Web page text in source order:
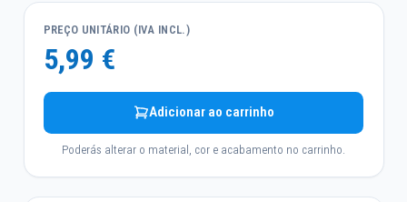
PREÇO UNITÁRIO (IVA INCL.)
5,99 €
Adicionar ao carrinho
Poderás alterar o material, cor e acabamento no carrinho.